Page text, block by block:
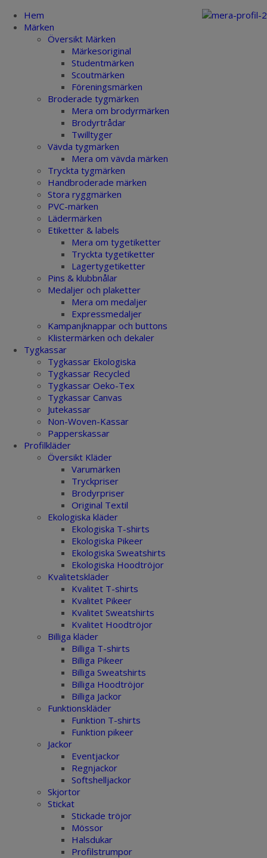
Hem
Märken
Översikt Märken
Märkesoriginal
Studentmärken
Scoutmärken
Föreningsmärken
Broderade tygmärken
Mera om brodyrmärken
Brodyrtrådar
Twilltyger
Vävda tygmärken
Mera om vävda märken
Tryckta tygmärken
Handbroderade märken
Stora ryggmärken
PVC-märken
Lädermärken
Etiketter & labels
Mera om tygetiketter
Tryckta tygetiketter
Lagertygetiketter
Pins & klubbnålar
Medaljer och plaketter
Mera om medaljer
Expressmedaljer
Kampanjknappar och buttons
Klistermärken och dekaler
Tygkassar
Tygkassar Ekologiska
Tygkassar Recycled
Tygkassar Oeko-Tex
Tygkassar Canvas
Jutekassar
Non-Woven-Kassar
Papperskassar
Profilkläder
Översikt Kläder
Varumärken
Tryckpriser
Brodyrpriser
Original Textil
Ekologiska kläder
Ekologiska T-shirts
Ekologiska Pikeer
Ekologiska Sweatshirts
Ekologiska Hoodtröjor
Kvalitetskläder
Kvalitet T-shirts
Kvalitet Pikeer
Kvalitet Sweatshirts
Kvalitet Hoodtröjor
Billiga kläder
Billiga T-shirts
Billiga Pikeer
Billiga Sweatshirts
Billiga Hoodtröjor
Billiga Jackor
Funktionskläder
Funktion T-shirts
Funktion pikeer
Jackor
Eventjackor
Regnjackor
Softshelljackor
Skjortor
Stickat
Stickade tröjor
Mössor
Halsdukar
Profilstrumpor